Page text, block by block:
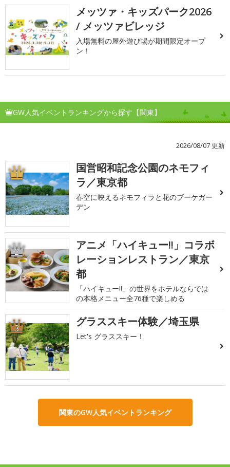
メッツァ・キッズパーク2026
/ メッツァビレッジ
入場無料の屋外遊び場が期間限定オープ
ン！
GW人気イベントランキングから探す【関東】
2026/08/07 更新
1
国営昭和記念公園のネモフィ
ラ／東京都
春空に映えるネモフィラと花のブーケガー
デン
2
アニメ「ハイキュー!!」コラボ
レーションレストラン／東京
都
「ハイキュー!!」の世界をホテルならでは
の本格メニュー全76種で楽しめる
3 グラススキー体験／埼玉県
Let's グラススキー！
関東のGW人気イベントランキング